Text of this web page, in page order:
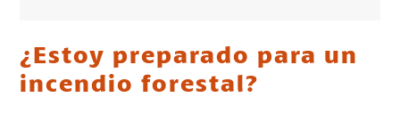
¿Estoy preparado para un
incendio forestal?